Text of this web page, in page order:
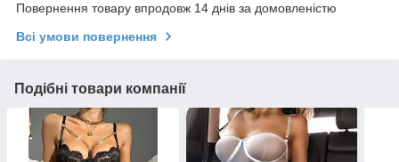
Повернення товару впродовж 14 днів за домовленістю
Всі умови повернення
Подібні товари компанії